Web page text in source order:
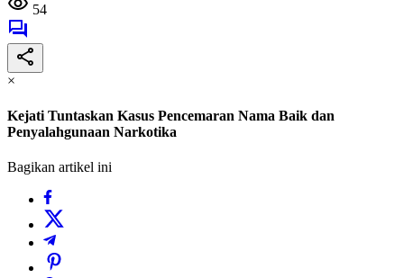
54
×
Kejati Tuntaskan Kasus Pencemaran Nama Baik dan
Penyalahgunaan Narkotika
Bagikan artikel ini